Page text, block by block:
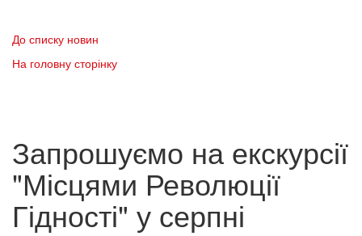
До списку новин
На головну сторінку
Запрошуємо на екскурсії
"Місцями Революції
Гідності" у серпні